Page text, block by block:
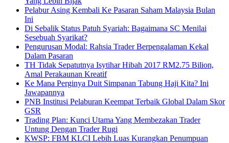
Pelabur Asing Kembali Ke Pasaran Saham Malaysia Bulan
Ini
Di Sebalik Status Patuh Syariah: Bagaimana SC Menilai
Sesebuah Syarikat?
Pengurusan Modal: Rahsia Trader Berpengalaman Kekal
Dalam Pasaran
TH Tidak Sepatutnya Isytihar Hibah 2017 RM2.75 Bilion,
Amal Perakaunan Kreatif
Ke Mana Perginya Duit Simpanan Tabung Haji Kita? Ini
Jawapannya
PNB Institusi Pelaburan Keempat Terbaik Global Dalam Skor
GSR
Trading Plan: Kunci Utama Yang Membezakan Trader
Untung Dengan Trader Rugi
KWSP: FBM KLCI Lebih Luas Kurangkan Penumpuan